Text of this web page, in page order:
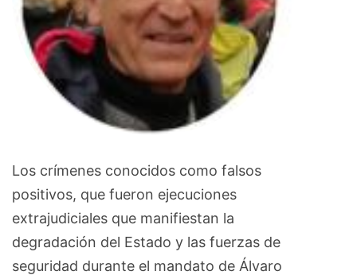
Los crímenes conocidos como falsos
positivos, que fueron ejecuciones
extrajudiciales que manifiestan la
degradación del Estado y las fuerzas de
seguridad durante el mandato de Álvaro